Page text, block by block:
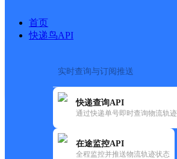
首页
快递鸟API
实时查询与订阅推送
快递查询API
通过快递单号即时查询物流轨迹
在途监控API
全程监控并推送物流轨迹状态
快递大全>
快运大全